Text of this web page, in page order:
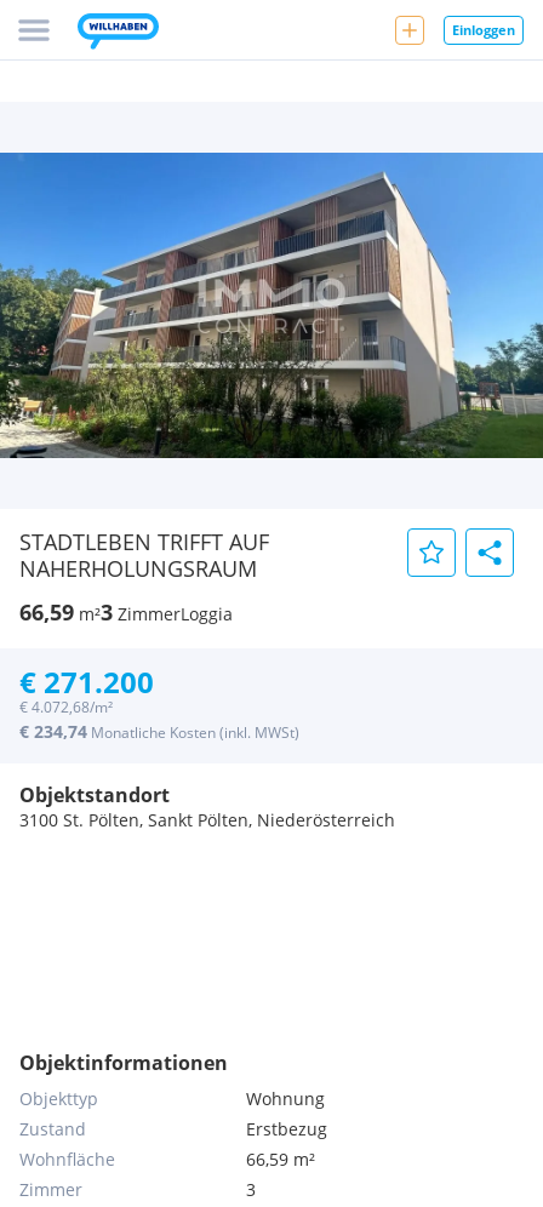
Einloggen
STADTLEBEN TRIFFT AUF
NAHERHOLUNGSRAUM
66,59 m²3 ZimmerLoggia
€ 271.200
€ 4.072,68/m²
€ 234,74 Monatliche Kosten (inkl. MWSt)
Objektstandort
3100 St. Pölten, Sankt Pölten, Niederösterreich
Objektinformationen
Objekttyp
Wohnung
Zustand
Erstbezug
Wohnfläche
66,59 m²
Zimmer
3